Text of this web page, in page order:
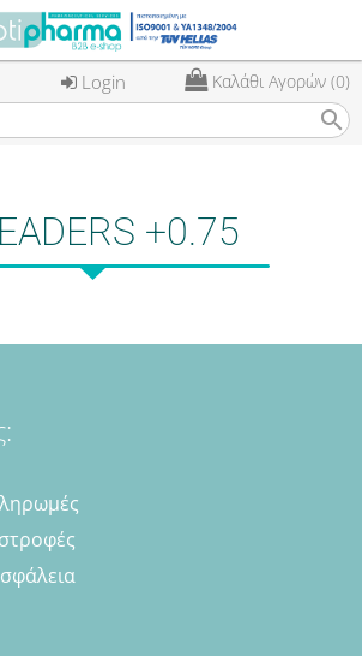
Login Καλάθι Αγορών (0)
search
+0.75